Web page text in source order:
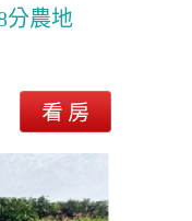
分農地